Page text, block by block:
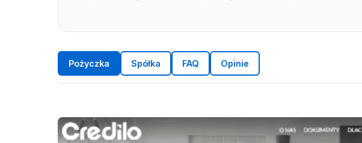
Pożyczka Spółka FAQ Opinie